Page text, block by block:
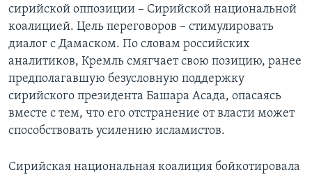
сирийской оппозиции – Сирийской национальной
коалицией. Цель переговоров – стимулировать
диалог с Дамаском. По словам российских
аналитиков, Кремль смягчает свою позицию, ранее
предполагавшую безусловную поддержку
сирийского президента Башара Асада, опасаясь
вместе с тем, что его отстранение от власти может
способствовать усилению исламистов.
Сирийская национальная коалиция бойкотировала